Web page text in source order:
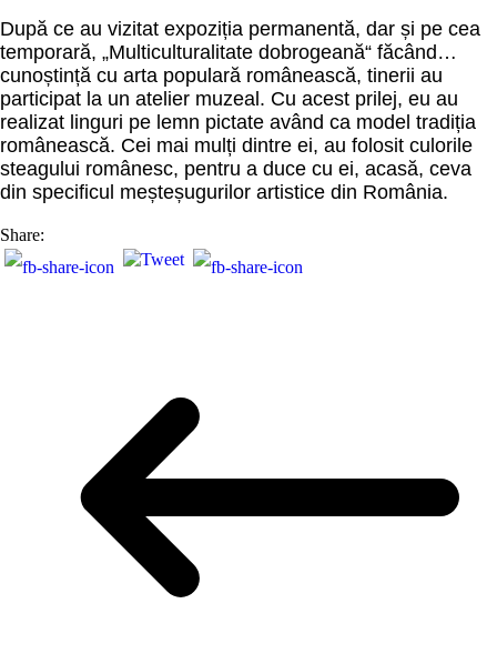
După ce au vizitat expoziția permanentă, dar și pe cea
temporară, „Multiculturalitate dobrogeană“ făcând…
cunoștință cu arta populară românească, tinerii au
participat la un atelier muzeal. Cu acest prilej, eu au
realizat linguri pe lemn pictate având ca model tradiția
românească. Cei mai mulți dintre ei, au folosit culorile
steagului românesc, pentru a duce cu ei, acasă, ceva
din specificul meșteșugurilor artistice din România.
Share: